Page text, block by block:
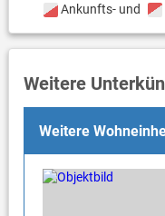
Ankunfts- und
Weitere
Weitere